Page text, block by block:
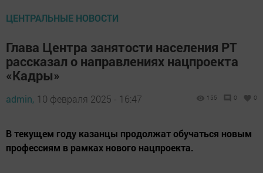
ЦЕНТРАЛЬНЫЕ НОВОСТИ
Глава Центра занятости населения РТ
рассказал о направлениях нацпроекта
«Кадры»
admin, 10 февраля 2025 - 16:47 155 0 0
В текущем году казанцы продолжат обучаться новым
профессиям в рамках нового нацпроекта.